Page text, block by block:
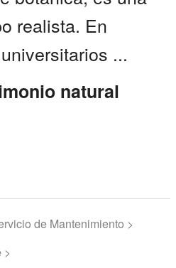
realista. En
...
natural
de Mantenimiento >